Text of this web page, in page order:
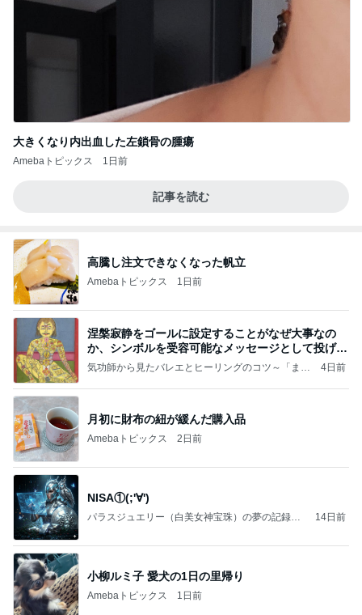
大きくなり内出血した左鎖骨の腫瘍
Amebaトピックス 1日前
記事を読む
高騰し注文できなくなった帆立
Amebaトピックス 1日前
涅槃寂静をゴールに設定することがなぜ大事なの
か、シンボルを受容可能なメッセージとして投げる
ことが
気功師から見たバレエとヒーリングのコツ～「まと
4日前
月初に財布の紐が緩んだ購入品
Amebaトピックス 2日前
NISA①(;'∀')
パラスジュエリー（白美女神宝珠）の夢の記録
14日前
小柳ルミ子 愛犬の1日の里帰り
Amebaトピックス 1日前